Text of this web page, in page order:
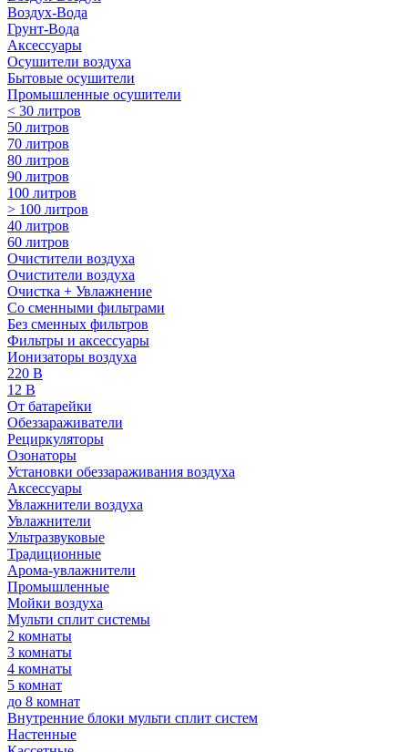
Воздух-Вода
Грунт-Вода
Аксессуары
Осушители воздуха
Бытовые осушители
Промышленные осушители
< 30 литров
50 литров
70 литров
80 литров
90 литров
100 литров
> 100 литров
40 литров
60 литров
Очистители воздуха
Очистители воздуха
Очистка + Увлажнение
Cо сменными фильтрами
Без сменных фильтров
Фильтры и аксессуары
Ионизаторы воздуха
220 В
12 В
От батарейки
Обеззараживатели
Рециркуляторы
Озонаторы
Установки обеззараживания воздуха
Аксессуары
Увлажнители воздуха
Увлажнители
Ультразвуковые
Традиционные
Арома-увлажнители
Промышленные
Мойки воздуха
Мульти сплит системы
2 комнаты
3 комнаты
4 комнаты
5 комнат
до 8 комнат
Внутренние блоки мульти сплит систем
Настенные